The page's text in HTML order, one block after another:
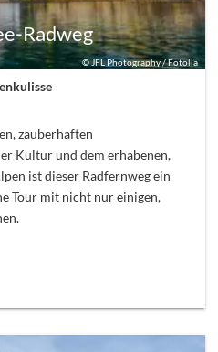
© JFL Photography / Fotolia
Radweg
zauberhaften
Kultur und dem erhabenen,
ist dieser Radfernweg ein
Tour mit nicht nur einigen,